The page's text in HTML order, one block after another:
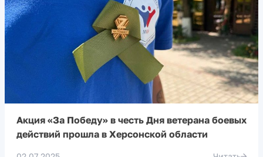
Акция «За Победу» в честь Дня ветерана боевых
действий прошла в Херсонской области